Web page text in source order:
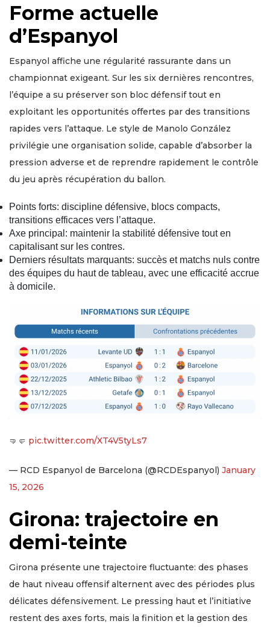
Forme actuelle
d’Espanyol
Espanyol affiche une régularité rassurante dans un
championnat exigeant. Sur les six dernières rencontres,
l’équipe a su préserver son bloc défensif tout en
exploitant les opportunités offertes par des transitions
rapides vers l’attaque. Le style de Manolo González
privilégie une organisation solide, capable d’absorber la
pression adverse et de reprendre rapidement le contrôle
du jeu après récupération du ballon.
Points forts: discipline défensive, blocs compacts,
transitions efficaces vers l’attaque.
Axe principal: maintenir la stabilité défensive tout en
capitalisant sur les contres.
Derniers résultats marquants: succès et matchs nuls contre
des équipes du haut de tableau, avec une efficacité accrue
à domicile.
🤜🤛 pic.twitter.com/XT4V5tyLs7
— RCD Espanyol de Barcelona (@RCDEspanyol) January
15, 2026
Girona: trajectoire en
demi-teinte
Girona présente une trajectoire fluctuante: des phases
de haut niveau offensif alternent avec des périodes plus
délicates défensivement. Le pressing haut et l’initiative
restent des axes forts, mais la finition et la gestion des